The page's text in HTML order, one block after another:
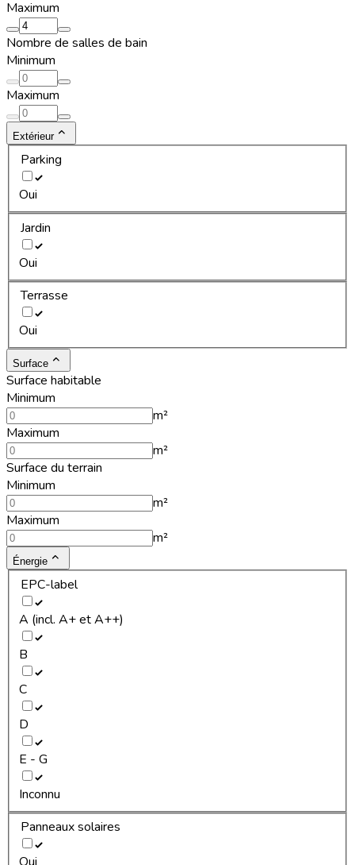
Maximum
Nombre de salles de bain
Minimum
Maximum
Extérieur
Parking
Oui
Jardin
Oui
Terrasse
Oui
Surface
Surface habitable
Minimum
m²
Maximum
m²
Surface du terrain
Minimum
m²
Maximum
m²
Énergie
EPC-label
A (incl. A+ et A++)
B
C
D
E - G
Inconnu
Panneaux solaires